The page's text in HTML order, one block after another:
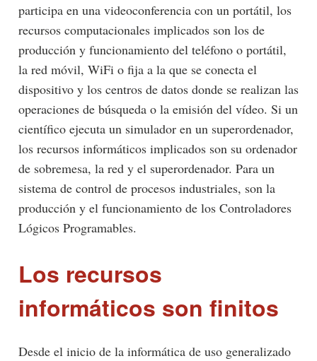
participa en una videoconferencia con un portátil, los
recursos computacionales implicados son los de
producción y funcionamiento del teléfono o portátil,
la red móvil, WiFi o fija a la que se conecta el
dispositivo y los centros de datos donde se realizan las
operaciones de búsqueda o la emisión del vídeo. Si un
científico ejecuta un simulador en un superordenador,
los recursos informáticos implicados son su ordenador
de sobremesa, la red y el superordenador. Para un
sistema de control de procesos industriales, son la
producción y el funcionamiento de los Controladores
Lógicos Programables.
Los recursos
informáticos son finitos
Desde el inicio de la informática de uso generalizado